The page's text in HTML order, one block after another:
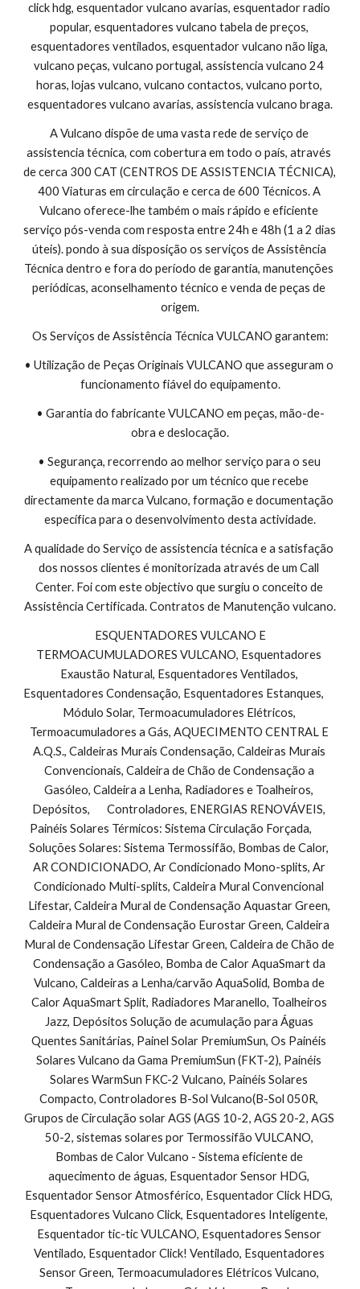
click hdg, esquentador vulcano avarias, esquentador radio
popular, esquentadores vulcano tabela de preços,
esquentadores ventilados, esquentador vulcano não liga,
vulcano peças, vulcano portugal, assistencia vulcano 24
horas, lojas vulcano, vulcano contactos, vulcano porto,
esquentadores vulcano avarias, assistencia vulcano braga.
A Vulcano dispõe de uma vasta rede de serviço de
assistencia técnica, com cobertura em todo o país, através
de cerca 300 CAT (CENTROS DE ASSISTENCIA TÉCNICA),
400 Viaturas em circulação e cerca de 600 Técnicos. A
Vulcano oferece-lhe também o mais rápido e eficiente
serviço pós-venda com resposta entre 24h e 48h (1 a 2 dias
úteis). pondo à sua disposição os serviços de Assistência
Técnica dentro e fora do período de garantia, manutenções
periódicas, aconselhamento técnico e venda de peças de
origem.
Os Serviços de Assistência Técnica VULCANO garantem:
• Utilização de Peças Originais VULCANO que asseguram o
funcionamento fiável do equipamento.
• Garantia do fabricante VULCANO em peças, mão-de-
obra e deslocação.
• Segurança, recorrendo ao melhor serviço para o seu
equipamento realizado por um técnico que recebe
directamente da marca Vulcano, formação e documentação
específica para o desenvolvimento desta actividade.
A qualidade do Serviço de assistencia técnica e a satisfação
dos nossos clientes é monitorizada através de um Call
Center. Foi com este objectivo que surgiu o conceito de
Assistência Certificada. Contratos de Manutenção vulcano.
TERMOACUMULADORES VULCANO, Esquentadores
Exaustão Natural, Esquentadores Ventilados,
Esquentadores Condensação, Esquentadores Estanques,
Módulo Solar, Termoacumuladores Elétricos,
Termoacumuladores a Gás, AQUECIMENTO CENTRAL E
A.Q.S., Caldeiras Murais Condensação, Caldeiras Murais
Convencionais, Caldeira de Chão de Condensação a
Gasóleo, Caldeira a Lenha, Radiadores e Toalheiros,
Depósitos,       Controladores, ENERGIAS RENOVÁVEIS,
Painéis Solares Térmicos: Sistema Circulação Forçada,
Soluções Solares: Sistema Termossifão, Bombas de Calor,
AR CONDICIONADO, Ar Condicionado Mono-splits, Ar
Condicionado Multi-splits, Caldeira Mural Convencional
Lifestar, Caldeira Mural de Condensação Aquastar Green,
Caldeira Mural de Condensação Eurostar Green, Caldeira
Mural de Condensação Lifestar Green, Caldeira de Chão de
Condensação a Gasóleo, Bomba de Calor AquaSmart da
Vulcano, Caldeiras a Lenha/carvão AquaSolid, Bomba de
Calor AquaSmart Split, Radiadores Maranello, Toalheiros
Jazz, Depósitos Solução de acumulação para Águas
Quentes Sanitárias, Painel Solar PremiumSun, Os Painéis
Solares Vulcano da Gama PremiumSun (FKT-2), Painéis
Solares WarmSun FKC-2 Vulcano, Painéis Solares
Compacto, Controladores B-Sol Vulcano(B-Sol 050R,
Grupos de Circulação solar AGS (AGS 10-2, AGS 20-2, AGS
50-2, sistemas solares por Termossifão VULCANO,
Bombas de Calor Vulcano - Sistema eficiente de
aquecimento de águas, Esquentador Sensor HDG,
Esquentador Sensor Atmosférico, Esquentador Click HDG,
Esquentadores Vulcano Click, Esquentadores Inteligente,
Esquentador tic-tic VULCANO, Esquentadores Sensor
Ventilado, Esquentador Click! Ventilado, Esquentadores
Sensor Green, Termoacumuladores Elétricos Vulcano,